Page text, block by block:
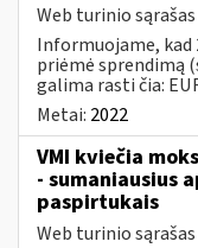
Web turinio sąrašas
Informuojame, kad
priėmė sprendimą
galima rasti čia:
Metai: 2022
VMI kviečia
- sumaniausius
paspirtukais
Web turinio sąrašas